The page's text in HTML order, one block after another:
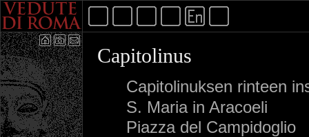
Capitolinus
Capitolinuksen rinteen
S. Maria in Aracoeli
Piazza del Campidoglio